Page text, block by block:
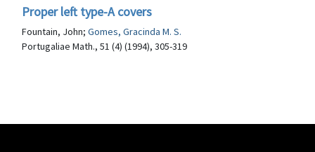
Proper left type-A covers
Fountain, John; Gomes, Gracinda M. S.
Portugaliae Math., 51 (4) (1994), 305-319